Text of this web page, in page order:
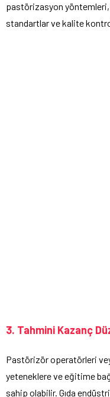
pastörizasyon yöntemleri,
standartlar ve kalite
3. Tahmini Kazanç
Pastörizör operatörleri
yeteneklere ve eğitime
sahip olabilir. Gıda